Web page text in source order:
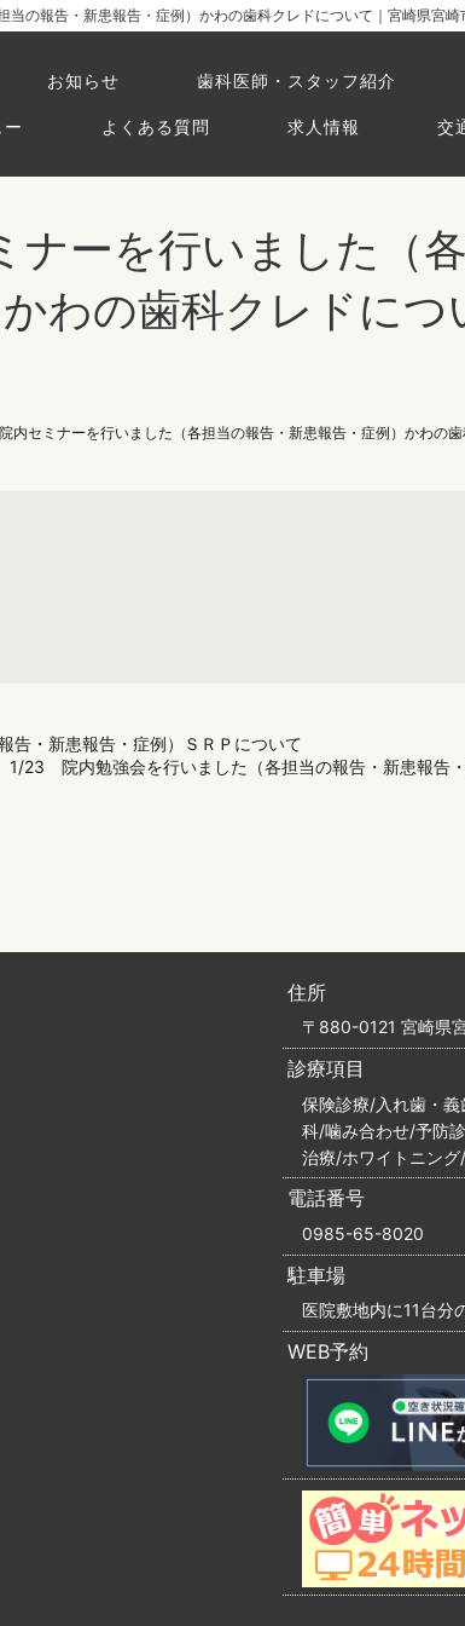
の報告・新患報告・症例）かわの歯科クレドについて｜宮崎県宮
お知らせ 歯科医師・スタッフ紹介
よくある質問 求人情報 交
ーを行いました（各
かわの歯科クレドにつ
セミナーを行いました（各担当の報告・新患報告・症例）かわの
・新患報告・症例）ＳＲＰについて
1/23 院内勉強会を行いました（各担当の報告・新患報告
住所
〒880-0121 宮崎県
診療項目
保険診療/入れ歯・
科/噛み合わせ/予防
治療/ホワイトニン
電話番号
0985-65-8020
駐車場
医院敷地内に11台分
WEB予約